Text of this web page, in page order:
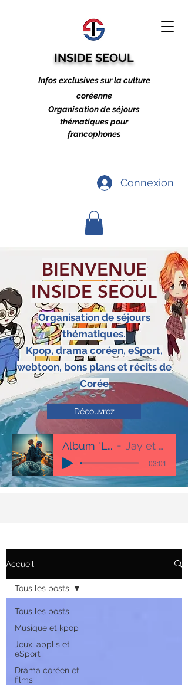
INSIDE SEOUL
Infos exclusives sur la culture
coréenne
Organisation de séjours
thématiques pour
francophones
Connexion
BIENVENUE
INSIDE SEOUL
Organisation de séjours
thématiques.
Kpop, drama coréen, eSport,
webtoon, bons plans et récits de
Corée
Découvrez
Album "Libre" Jay et Ludo
-03:01
Accueil
Tous les posts
Musique et kpop
Jeux, applis et
eSport
Drama coréen et
films
Tous les posts